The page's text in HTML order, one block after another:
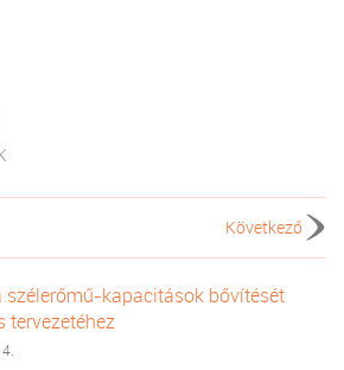
Következő
szélerőmű-kapacitások bővítését
tervezetéhez